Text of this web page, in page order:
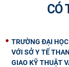
CÓ
TRƯỜNG ĐẠI
VỚI SỞ Y TẾ
GIAO KỸ THUẬT